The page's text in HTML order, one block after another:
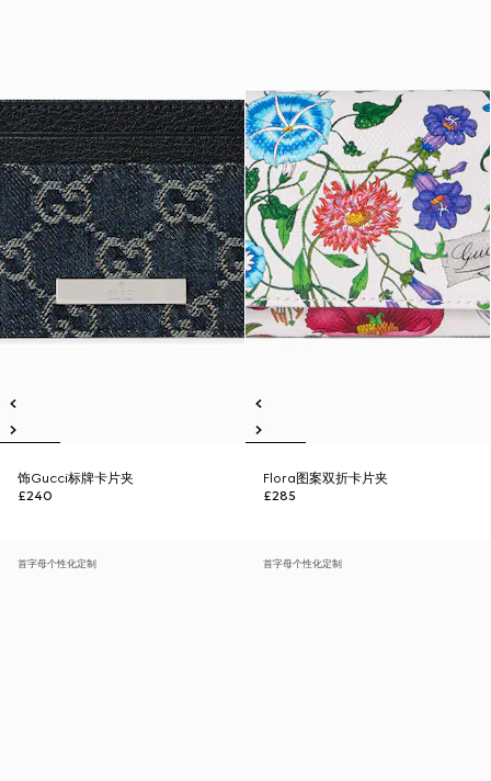
饰Gucci标牌卡片夹
£240
Flora图案双折卡片夹
£285
首字母个性化定制 首字母个性化定制